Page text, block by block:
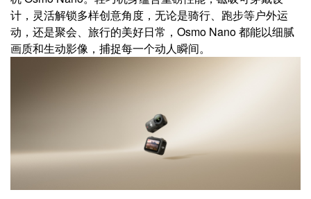
计，灵活解锁多样创意角度，无论是骑行、跑步等户外运
动，还是聚会、旅行的美好日常，Osmo Nano 都能以细腻
画质和生动影像，捕捉每一个动人瞬间。